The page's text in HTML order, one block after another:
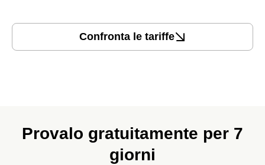
Confronta le tariffe
Provalo gratuitamente per 7
giorni